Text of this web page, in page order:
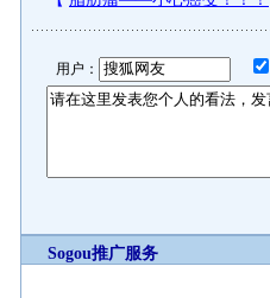
用户：
Sogou推广服务